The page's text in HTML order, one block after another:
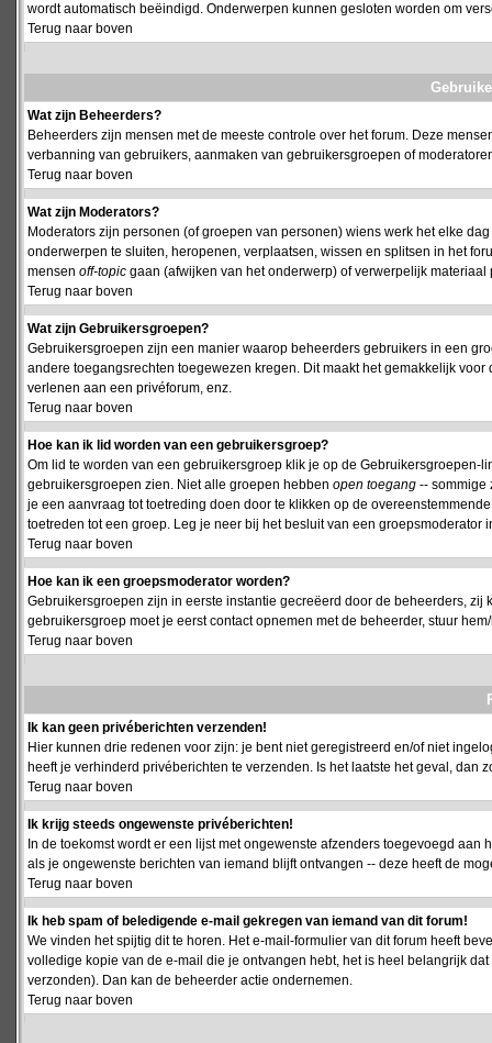
wordt automatisch beëindigd. Onderwerpen kunnen gesloten worden om
Terug naar boven
Wat zijn Beheerders?
Beheerders zijn mensen met de meeste controle over het forum. Deze
verbanning van gebruikers, aanmaken van gebruikersgroepen of
Terug naar boven
Wat zijn Moderators?
Moderators zijn personen (of groepen van personen) wiens werk het elke
onderwerpen te sluiten, heropenen, verplaatsen, wissen en splitsen in het
mensen off-topic gaan (afwijken van het onderwerp) of verwerpelijk materiaal
Terug naar boven
Wat zijn Gebruikersgroepen?
Gebruikersgroepen zijn een manier waarop beheerders gebruikers in een
andere toegangsrechten toegewezen kregen. Dit maakt het gemakkelijk
verlenen aan een privéforum, enz.
Terug naar boven
Hoe kan ik lid worden van een gebruikersgroep?
Om lid te worden van een gebruikersgroep klik je op de
gebruikersgroepen zien. Niet alle groepen hebben open toegang -- sommige
je een aanvraag tot toetreding doen door te klikken op de
toetreden tot een groep. Leg je neer bij het besluit van een
Terug naar boven
Hoe kan ik een groepsmoderator worden?
Gebruikersgroepen zijn in eerste instantie gecreëerd door de beheerders,
gebruikersgroep moet je eerst contact opnemen met de beheerder, stuur
Terug naar boven
Ik kan geen privéberichten verzenden!
Hier kunnen drie redenen voor zijn: je bent niet geregistreerd en/of niet
heeft je verhinderd privéberichten te verzenden. Is het laatste het geval, dan
Terug naar boven
Ik krijg steeds ongewenste privéberichten!
In de toekomst wordt er een lijst met ongewenste afzenders toegevoegd
als je ongewenste berichten van iemand blijft ontvangen -- deze heeft de
Terug naar boven
Ik heb spam of beledigende e-mail gekregen van iemand van dit forum!
We vinden het spijtig dit te horen. Het e-mail-formulier van dit forum heeft
volledige kopie van de e-mail die je ontvangen hebt, het is heel belangrijk
verzonden). Dan kan de beheerder actie ondernemen.
Terug naar boven